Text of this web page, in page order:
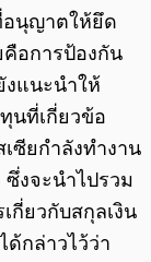
อนุญาตให้ยึด
อการป้องกัน
แนะนำให้
นที่เกี่ยวข้อ
ซียกำลังทำงาน
ซึ่งจะนำไปรวม
กี่ยวกับสกุลเงิน
ด้กล่าวไว้ว่า